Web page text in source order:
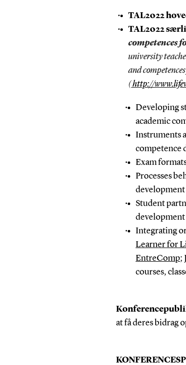
TAL2022
TAL2022
competences
university
and
(http://
Developing
academic
Instruments
competence
Exam
Processes
development
Student
development
Integrating
Learner for
EntreComp;
courses,
at få deres bidrag